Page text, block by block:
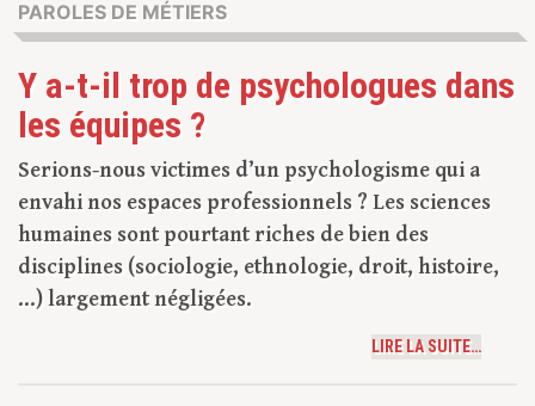
PAROLES DE MÉTIERS
Y a-t-il trop de psychologues dans
les équipes ?
Serions-nous victimes d’un psychologisme qui a
envahi nos espaces professionnels ? Les sciences
humaines sont pourtant riches de bien des
disciplines (sociologie, ethnologie, droit, histoire,
…) largement négligées.
LIRE LA SUITE…